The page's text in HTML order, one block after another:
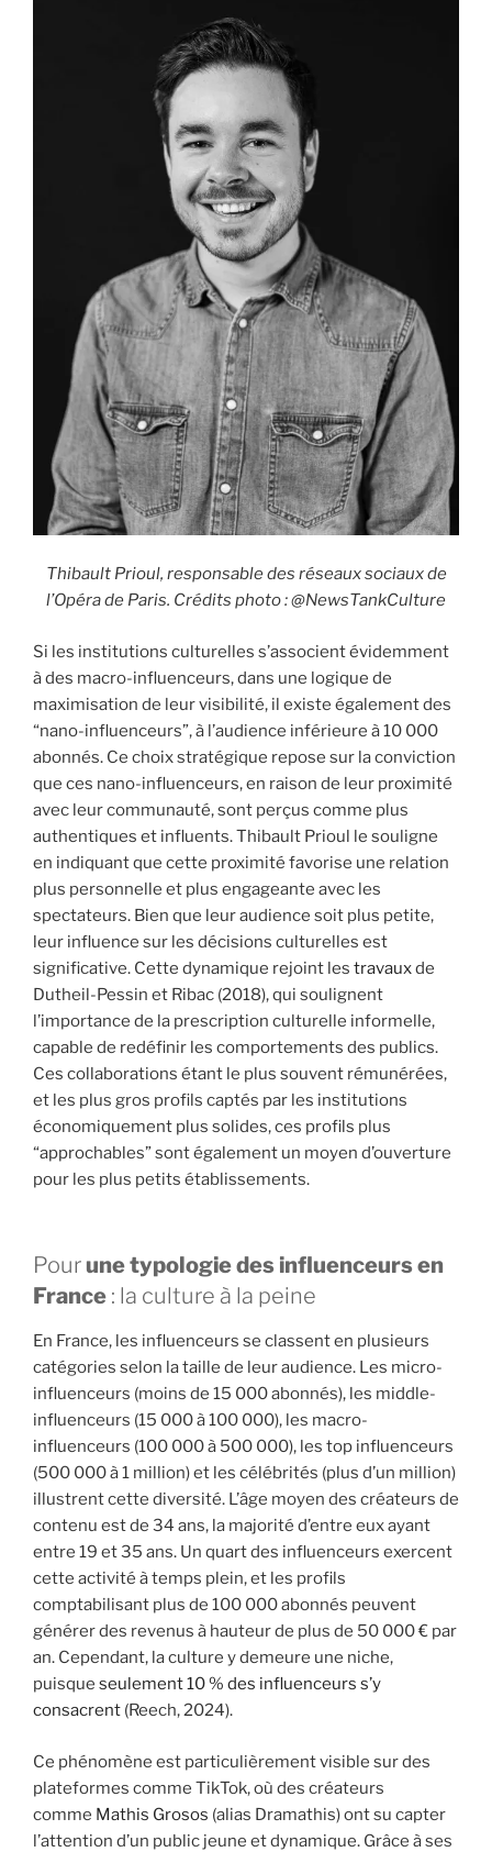
Thibault Prioul, responsable des réseaux sociaux de
l’Opéra de Paris. Crédits photo : @NewsTankCulture
Si les institutions culturelles s’associent évidemment
à des macro-influenceurs, dans une logique de
maximisation de leur visibilité, il existe également des
“nano-influenceurs”, à l’audience inférieure à 10 000
abonnés. Ce choix stratégique repose sur la conviction
que ces nano-influenceurs, en raison de leur proximité
avec leur communauté, sont perçus comme plus
authentiques et influents. Thibault Prioul le souligne
en indiquant que cette proximité favorise une relation
plus personnelle et plus engageante avec les
spectateurs. Bien que leur audience soit plus petite,
leur influence sur les décisions culturelles est
significative. Cette dynamique rejoint les travauxde
Dutheil-Pessin et Ribac (2018), qui soulignent
l’importance de la prescription culturelle informelle,
capable de redéfinir les comportements des publics.
Ces collaborations étant le plus souvent rémunérées,
et les plus gros profils captés par les institutions
économiquement plus solides, ces profils plus
“approchables” sont également un moyen d’ouverture
pour les plus petits établissements.
Pourune typologie des influenceurs en
France : la culture à la peine
En France, les influenceurs se classent en plusieurs
catégories selon la taille de leur audience. Les micro-
influenceurs (moins de 15 000 abonnés), les middle-
influenceurs (15 000 à 100 000), les macro-
influenceurs (100 000 à 500 000), les top influenceurs
(500 000 à 1 million) et les célébrités (plus d’un million)
illustrent cette diversité. L’âge moyen des créateurs de
contenu est de 34 ans, la majorité d’entre eux ayant
entre 19 et 35 ans. Un quart des influenceurs exercent
cette activité à temps plein, et les profils
comptabilisant plus de 100 000 abonnés peuvent
générer des revenus à hauteur de plus de 50 000 € par
an. Cependant, la culture y demeure une niche,
puisque seulement 10 % des influenceurs s’y
consacrent (Reech, 2024).
Ce phénomène est particulièrement visible sur des
plateformes comme TikTok, où des créateurs
comme Mathis Grosos (alias Dramathis) ont su capter
l’attention d’un public jeune et dynamique. Grâce à ses